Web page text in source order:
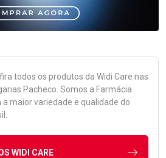
todos os produtos da Widi Care nas
Pacheco. Somos a Farmácia
a maior variedade e qualidade do
WIDI CARE